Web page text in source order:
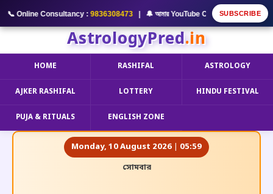
Consultancy :9836308473| 🔔 আমার YouTube Channel Subscribe করুন
SUBSCRIBE
AstrologyPred.in
HOME RASHIFAL ASTROLOGY
AJKER RASHIFAL LOTTERY HINDU FESTIVAL
PUJA & RITUALS ENGLISH ZONE
Monday, 10 August 2026 | 05:59
সোমবার